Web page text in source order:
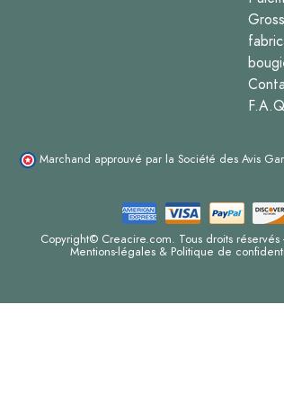
Marchand approuvé par la Société des Avis
Copyright© Creacire.com. Tous droits réservés
Mentions-légales & Politique de